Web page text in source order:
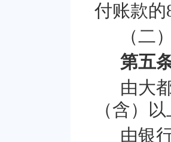
付账款的
（二
第五
由大
（含）
由银